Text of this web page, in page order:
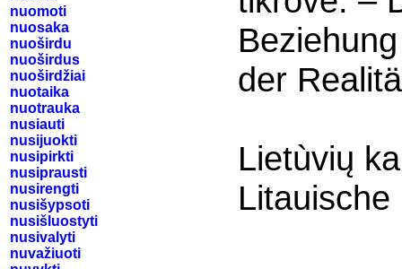
nuomoti
nuosaka
nuoširdu
nuoširdus
nuoširdžiai
nuotaika
nuotrauka
nusiauti
nusijuokti
nusipirkti
nusiprausti
nusirengti
nusišypsoti
nusišluostyti
nusivalyti
nuvažiuoti
der
Lietùvių